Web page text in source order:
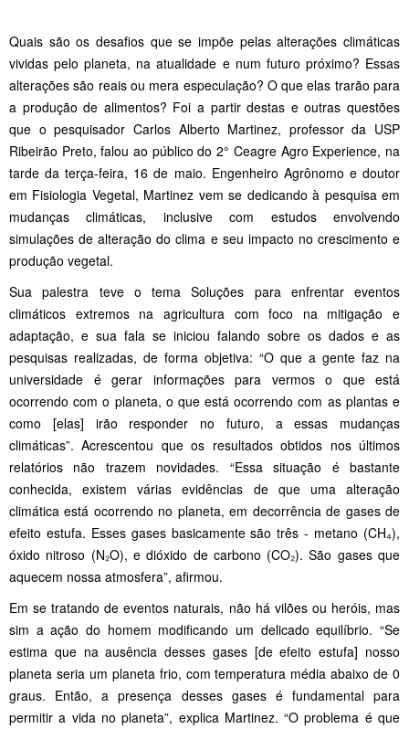
Quais são os desafios que se impõe pelas alterações climáticas
vividas pelo planeta, na atualidade e num futuro próximo? Essas
alterações são reais ou mera especulação? O que elas trarão para
a produção de alimentos? Foi a partir destas e outras questões
que o pesquisador Carlos Alberto Martinez, professor da USP
Ribeirão Preto, falou ao público do 2° Ceagre Agro Experience, na
tarde da terça-feira, 16 de maio. Engenheiro Agrônomo e doutor
em Fisiologia Vegetal, Martinez vem se dedicando à pesquisa em
mudanças climáticas, inclusive com estudos envolvendo
simulações de alteração do clima e seu impacto no crescimento e
produção vegetal.
Sua palestra teve o tema Soluções para enfrentar eventos
climáticos extremos na agricultura com foco na mitigação e
adaptação, e sua fala se iniciou falando sobre os dados e as
pesquisas realizadas, de forma objetiva: “O que a gente faz na
universidade é gerar informações para vermos o que está
ocorrendo com o planeta, o que está ocorrendo com as plantas e
como [elas] irão responder no futuro, a essas mudanças
climáticas”. Acrescentou que os resultados obtidos nos últimos
relatórios não trazem novidades. “Essa situação é bastante
conhecida, existem várias evidências de que uma alteração
climática está ocorrendo no planeta, em decorrência de gases de
efeito estufa. Esses gases basicamente são três - metano (CH₄),
óxido nitroso (N₂O), e dióxido de carbono (CO₂). São gases que
aquecem nossa atmosfera”, afirmou.
Em se tratando de eventos naturais, não há vilões ou heróis, mas
sim a ação do homem modificando um delicado equilíbrio. “Se
estima que na ausência desses gases [de efeito estufa] nosso
planeta seria um planeta frio, com temperatura média abaixo de 0
graus. Então, a presença desses gases é fundamental para
permitir a vida no planeta”, explica Martinez. “O problema é que